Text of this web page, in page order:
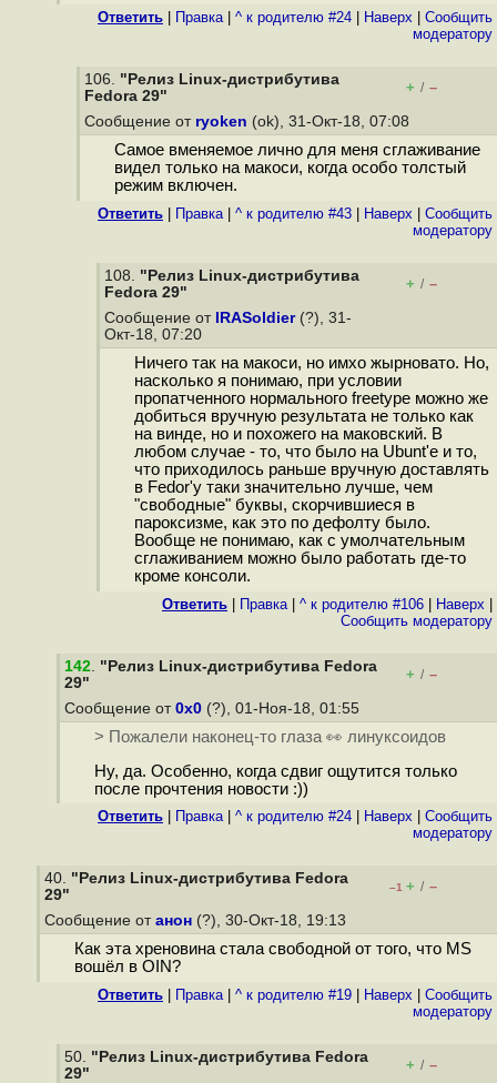
Ответить Правка| ^ к родителю #24 Наверх
Cообщить
модератору
106. "Релиз Linux-дистрибутива
Fedora 29"
+ / –
Сообщение от ryoken (ok), 31-Окт-18, 07:08
Самое вменяемое лично для меня сглаживание
видел только на макоси, когда особо толстый
режим включен.
Ответить Правка| ^ к родителю #43 Наверх
Cообщить
модератору
108. "Релиз Linux-дистрибутива
Fedora 29"
+ / –
Сообщение от IRASoldier(?), 31-
Окт-18, 07:20
Ничего так на макоси, но имхо жырновато. Но,
насколько я понимаю, при условии
пропатченного нормального freetype можно же
добиться вручную результата не только как
на винде, но и похожего на маковский. В
любом случае - то, что было на Ubunt'е и то,
что приходилось раньше вручную доставлять
в Fedor'у таки значительно лучше, чем
"свободные" буквы, скорчившиеся в
пароксизме, как это по дефолту было.
Вообще не понимаю, как с умолчательным
сглаживанием можно было работать где-то
кроме консоли.
Ответить Правка| ^ к родителю #106 Наверх
Cообщить модератору
142. "Релиз Linux-дистрибутива Fedora
29"
+ / –
Сообщение от 0x0 (?), 01-Ноя-18, 01:55
> Пожалели наконец-то глаза 👀 линуксоидов
Ну, да. Особенно, когда сдвиг ощутится только
после прочтения новости :))
Ответить Правка| ^ к родителю #24 Наверх
Cообщить
модератору
40. "Релиз Linux-дистрибутива Fedora
29"
–1 + / –
Сообщение от анон (?), 30-Окт-18, 19:13
Как эта хреновина стала свободной от того, что MS
вошёл в OIN?
Ответить Правка| ^ к родителю #19 Наверх
Cообщить
модератору
50. "Релиз Linux-дистрибутива Fedora
29"
+ / –